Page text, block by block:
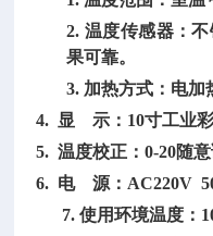
2. 温度传感器：
果可靠。
3. 加热方式：电加
4. 显 示：10寸工业彩
5. 温度校正：0-20随意
6. 电 源：AC220V
7. 使用环境温度：